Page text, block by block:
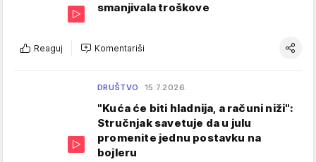
smanjivala troškove
Reaguj Komentariši
DRUŠTVO 15.7.2026.
"Kuća će biti hladnija, a računi niži":
Stručnjak savetuje da u julu
promenite jednu postavku na
bojleru